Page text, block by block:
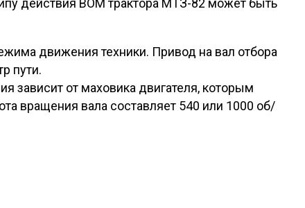
действия ВОМ трактора МТЗ-82 может быть
движения техники. Привод на вал отбора
пути.
зависит от маховика двигателя, которым
вращения вала составляет 540 или 1000 об/